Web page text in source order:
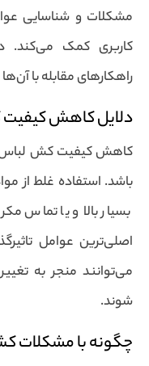
مشکلات و شناسایی
کاربری کمک می‌کند.
راهکارهای مقابله با
دلایل کاهش
کاهش کیفیت کش لباس
باشد. استفاده غلط از
بسیار بالا و یا تماس
اصلی‌ترین عوامل
می‌توانند منجر به
شوند.
چگونه با مشکلات